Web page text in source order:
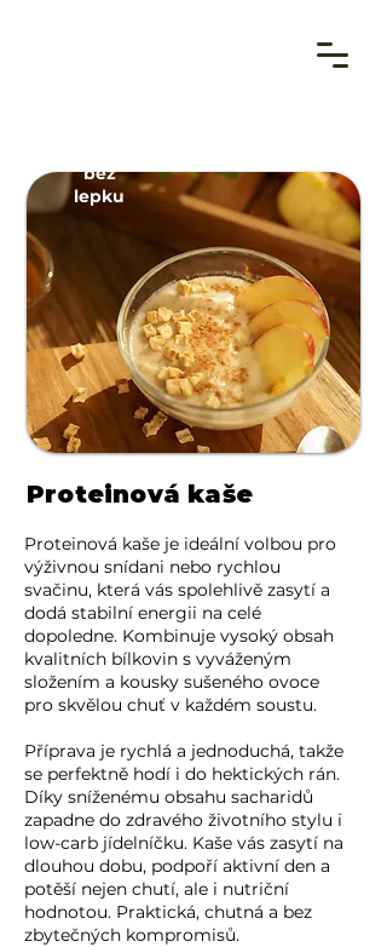
bez
lepku
Proteinová kaše
Proteinová kaše je ideální volbou pro
výživnou snídani nebo rychlou
svačinu, která vás spolehlivě zasytí a
dodá stabilní energii na celé
dopoledne. Kombinuje vysoký obsah
kvalitních bílkovin s vyváženým
složením a kousky sušeného ovoce
pro skvělou chuť v každém soustu.
Příprava je rychlá a jednoduchá, takže
se perfektně hodí i do hektických rán.
Díky sníženému obsahu sacharidů
zapadne do zdravého životního stylu i
low-carb jídelníčku. Kaše vás zasytí na
dlouhou dobu, podpoří aktivní den a
potěší nejen chutí, ale i nutriční
hodnotou. Praktická, chutná a bez
zbytečných kompromisů.